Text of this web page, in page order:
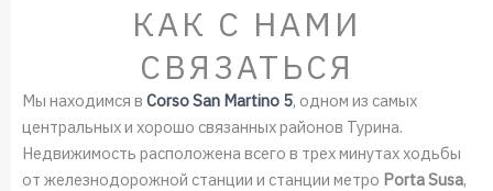
КАК С НАМИ
СВЯЗАТЬСЯ
Мы находимся в Corso San Martino 5, одном из самых
центральных и хорошо связанных районов Турина.
Недвижимость расположена всего в трех минутах ходьбы
от железнодорожной станции и станции метро Porta Susa,